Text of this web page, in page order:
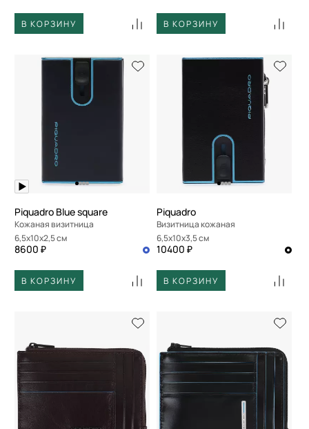
В КОРЗИНУ В КОРЗИНУ
Piquadro Blue square
Кожаная визитница
6,5x10x2,5 см
8600 ₽
В КОРЗИНУ
Piquadro
Визитница кожаная
6,5x10x3,5 см
10400 ₽
В КОРЗИНУ